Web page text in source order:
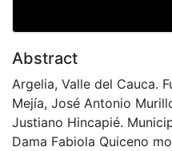
Abstract
Argelia, Valle del Cauca.
Mejía, José Antonio
Justiano Hincapié.
Dama Fabiola Quiceno